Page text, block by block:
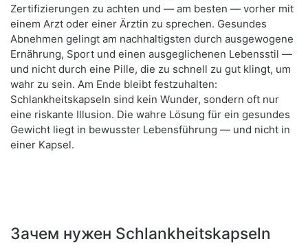
Zertifizierungen zu achten und — am besten — vorher mit
einem Arzt oder einer Ärztin zu sprechen. Gesundes
Abnehmen gelingt am nachhaltigsten durch ausgewogene
Ernährung, Sport und einen ausgeglichenen Lebensstil —
und nicht durch eine Pille, die zu schnell zu gut klingt, um
wahr zu sein. Am Ende bleibt festzuhalten:
Schlankheitskapseln sind kein Wunder, sondern oft nur
eine riskante Illusion. Die wahre Lösung für ein gesundes
Gewicht liegt in bewusster Lebensführung — und nicht in
einer Kapsel.
Зачем нужен Schlankheitskapseln